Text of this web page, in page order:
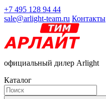
+7 495 128 94 44
sale@arlight-team.ru Контакты
официальный дилер Arlight
Каталог